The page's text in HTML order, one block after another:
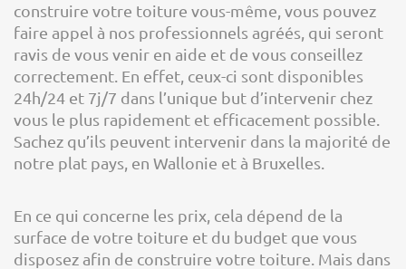
construire votre toiture vous-même, vous pouvez
faire appel à nos professionnels agréés, qui seront
ravis de vous venir en aide et de vous conseillez
correctement. En effet, ceux-ci sont disponibles
24h/24 et 7j/7 dans l’unique but d’intervenir chez
vous le plus rapidement et efficacement possible.
Sachez qu’ils peuvent intervenir dans la majorité de
notre plat pays, en Wallonie et à Bruxelles.
En ce qui concerne les prix, cela dépend de la
surface de votre toiture et du budget que vous
disposez afin de construire votre toiture. Mais dans